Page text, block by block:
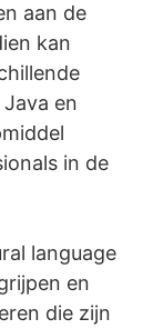
aan de
kan
en
in de
language
en
die zijn